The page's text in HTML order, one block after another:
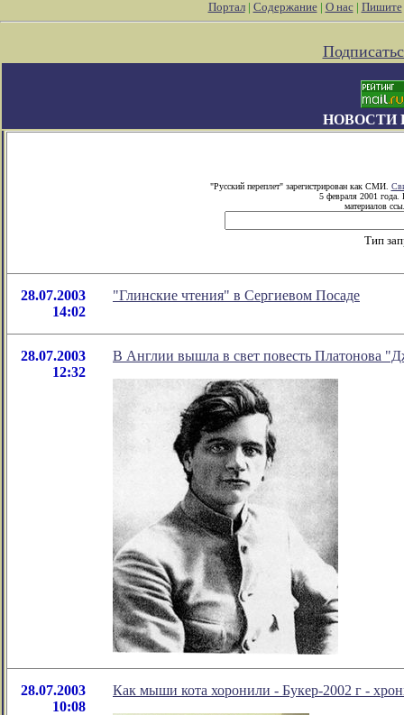
Портал| Содержание| О нас| Пишите
НОВОСТИ
"Русский переплет" зарегистрирован как СМИ.
5 февраля 2001 года.
материалов
Тип
28.07.2003
14:02
"Глинские чтения" в Сергиевом Посаде
28.07.2003
12:32
В Англии вышла в свет повесть Платонова
28.07.2003
10:08
Как мыши кота хоронили - Букер-2002 г -